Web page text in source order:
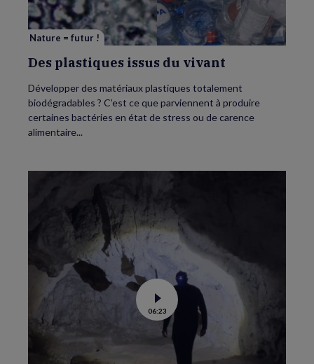
Nature = futur !
Des plastiques issus du vivant
Développer des matériaux plastiques totalement
biodégradables ? C’est ce que parviennent à produire
certaines bactéries en état de stress ou de carence
alimentaire...
Voir
la
vidéo
de
Réserve
souterraine
06:23